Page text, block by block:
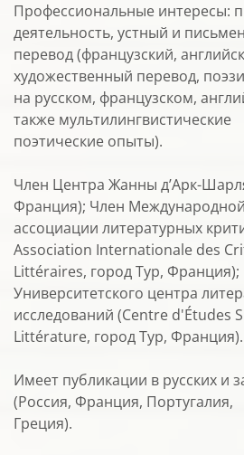
Профессиональные интересы:
деятельность, устный и
перевод (французский,
художественный перевод,
на русском, французском,
также мультилингвистические
поэтические опыты).
Член Центра Жанны д’Арк-
Франция); Член Международной
ассоциации литературных
Association Internationale des
Littéraires, город Тур, Франция);
Университетского центра
исследований (Centre d'Études
Littérature, город Тур, Франция).
Имеет публикации в русских и
(Россия, Франция, Португалия,
Греция).